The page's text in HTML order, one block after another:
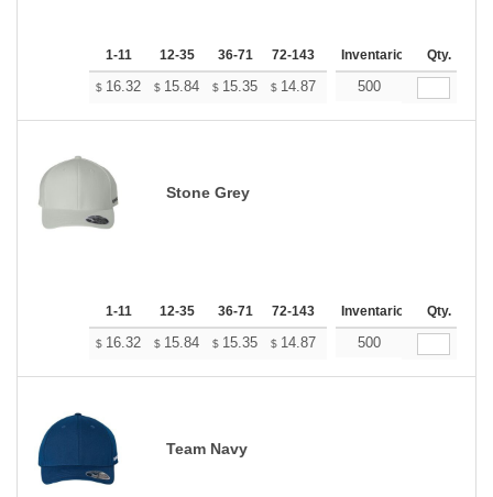
1-11 12-35 36-71 72-143 144-287 288 +
Inventario Qty.
$ 16.32 $ 15.84 $ 15.35 $ 14.87 14.39
500
Stone Grey
1-11 12-35 36-71 72-143 144-287 288 +
Inventario Qty.
$ 16.32 $ 15.84 $ 15.35 $ 14.87 14.39
500
Team Navy